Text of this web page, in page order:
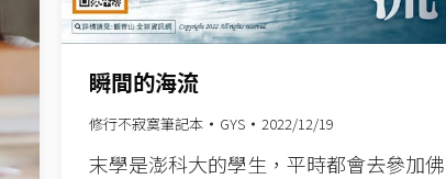
瞬間的海流
修行不寂寞筆記本 GYS 2022/12/19
末學是澎科大的學生，平時都會去參加佛